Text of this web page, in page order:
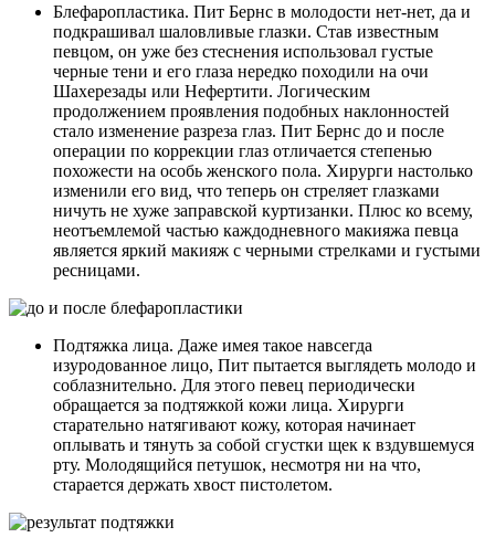
Блефаропластика. Пит Бернс в молодости нет-нет, да и
подкрашивал шаловливые глазки. Став известным
певцом, он уже без стеснения использовал густые
черные тени и его глаза нередко походили на очи
Шахерезады или Нефертити. Логическим
продолжением проявления подобных наклонностей
стало изменение разреза глаз. Пит Бернс до и после
операции по коррекции глаз отличается степенью
похожести на особь женского пола. Хирурги настолько
изменили его вид, что теперь он стреляет глазками
ничуть не хуже заправской куртизанки. Плюс ко всему,
неотъемлемой частью каждодневного макияжа певца
является яркий макияж с черными стрелками и густыми
ресницами.
Подтяжка лица. Даже имея такое навсегда
изуродованное лицо, Пит пытается выглядеть молодо и
соблазнительно. Для этого певец периодически
обращается за подтяжкой кожи лица. Хирурги
старательно натягивают кожу, которая начинает
оплывать и тянуть за собой сгустки щек к вздувшемуся
рту. Молодящийся петушок, несмотря ни на что,
старается держать хвост пистолетом.